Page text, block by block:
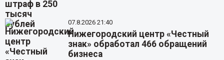
07.8.2026 21:40
Нижегородский центр «Честный
знак» обработал 466 обращений
бизнеса